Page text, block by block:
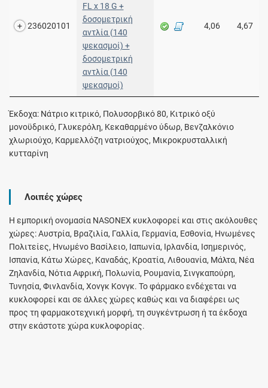
236020101
FL x 18 G +
δοσομετρική
αντλία (140
ψεκασμοί) +
δοσομετρική
αντλία (140
ψεκασμοί)
4,06 4,67
Έκδοχα: Νάτριο κιτρικό, Πολυσορβικό 80, Κιτρικό οξύ
μονοϋδρικό, Γλυκερόλη, Κεκαθαρμένο ύδωρ, Βενζαλκόνιο
χλωριούχο, Καρμελλόζη νατριούχος, Μικροκρυσταλλική
κυτταρίνη
Λοιπές χώρες
Η εμπορική ονομασία NASONEX κυκλοφορεί και στις ακόλουθες
χώρες: Αυστρία, Βραζιλία, Γαλλία, Γερμανία, Εσθονία, Ηνωμένες
Πολιτείες, Ηνωμένο Βασίλειο, Ιαπωνία, Ιρλανδία, Ισημερινός,
Ισπανία, Κάτω Χώρες, Καναδάς, Κροατία, Λιθουανία, Μάλτα, Νέα
Ζηλανδία, Νότια Αφρική, Πολωνία, Ρουμανία, Σινγκαπούρη,
Τυνησία, Φινλανδία, Χονγκ Κονγκ. Το φάρμακο ενδέχεται να
κυκλοφορεί και σε άλλες χώρες καθώς και να διαφέρει ως
προς τη φαρμακοτεχνική μορφή, τη συγκέντρωση ή τα έκδοχα
στην εκάστοτε χώρα κυκλοφορίας.